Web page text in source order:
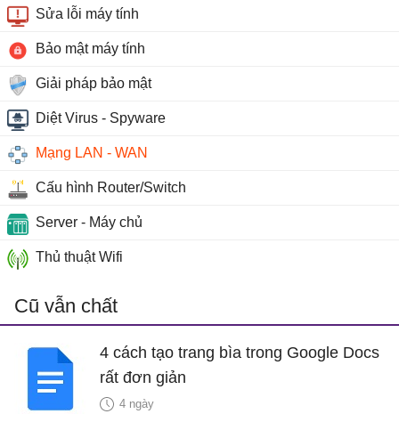
Sửa lỗi máy tính
Bảo mật máy tính
Giải pháp bảo mật
Diệt Virus - Spyware
Mạng LAN - WAN
Cấu hình Router/Switch
Server - Máy chủ
Thủ thuật Wifi
Cũ vẫn chất
4 cách tạo trang bìa trong Google Docs
rất đơn giản
4 ngày